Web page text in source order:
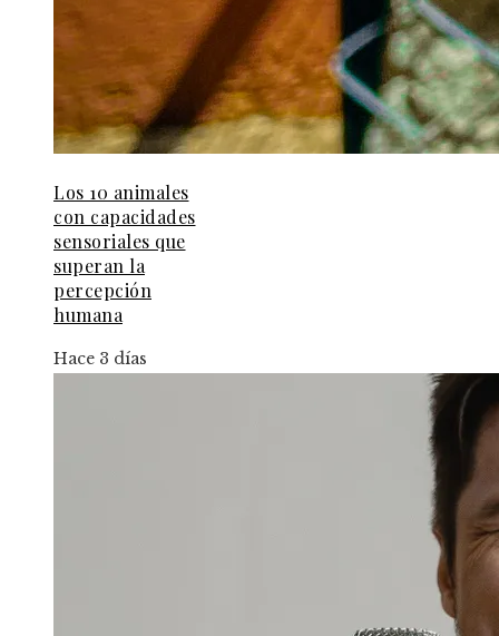
Los 10 animales
con capacidades
sensoriales que
superan la
percepción
humana
Hace 3 días